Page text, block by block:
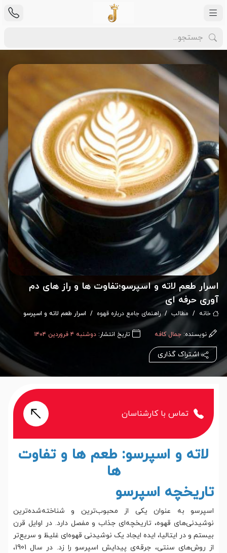
اسرار طعم لاته و اسپرسو؛تفاوت ها و راز های دم
آوری حرفه ای
خانه مطالب راهنمای جامع درباره قهوه اسرار طعم لاته و اسپرسو
نویسنده: جمال کافه تاریخ انتشار: دوشنبه ۴ فروردین ۱۴۰۴
اشتراک گذاری
تماس با کارشناسان
لاته و اسپرسو: طعم ها و تفاوت
ها
تاریخچه اسپرسو
اسپرسو به عنوان یکی از محبوب‌ترین و شناخته‌شده‌ترین
نوشیدنی‌های قهوه، تاریخچه‌ای جذاب و مفصل دارد. در اوایل قرن
بیستم و در ایتالیا، ایده ایجاد یک نوشیدنی قهوه‌ای غلیظ و سریع‌تر
از روش‌های سنتی، جرقه‌ی پیدایش اسپرسو را زد. در سال 1901،